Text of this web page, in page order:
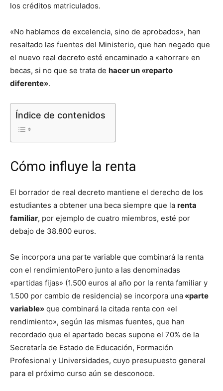
los créditos matriculados.
«No hablamos de excelencia, sino de aprobados», han
resaltado las fuentes del Ministerio, que han negado que
el nuevo real decreto esté encaminado a «ahorrar» en
becas, si no que se trata de hacer un «reparto
diferente».
Índice de contenidos
Cómo influye la renta
El borrador de real decreto mantiene el derecho de los
estudiantes a obtener una beca siempre que la renta
familiar, por ejemplo de cuatro miembros, esté por
debajo de 38.800 euros.
Se incorpora una parte variable que combinará la renta
con el rendimientoPero junto a las denominadas
«partidas fijas» (1.500 euros al año por la renta familiar y
1.500 por cambio de residencia) se incorpora una «parte
variable» que combinará la citada renta con «el
rendimiento», según las mismas fuentes, que han
recordado que el apartado becas supone el 70% de la
Secretaría de Estado de Educación, Formación
Profesional y Universidades, cuyo presupuesto general
para el próximo curso aún se desconoce.